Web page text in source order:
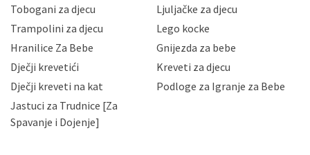
priopćavanje osobnih podataka samo onim svojim
zaposlenicima kojima su isti potrebni radi provedbe
slučajevima koji su dozvoljeni zakonima. Napominjemo
da možete u svako doba, u potpunosti ili djelomice,
zatražiti prestanak aktivnosti obrade Vaših osobnih
podataka. Opoziv privole možete podnijeti poštom na
gore navedenu adresu ili e-mailom na adresu:
Tobogani za djecu
Ljuljačke za djecu
Trampolini za djecu
Lego kocke
Hranilice Za Bebe
Gnijezda za bebe
Dječji krevetići
Kreveti za djecu
Dječji kreveti na kat
Podloge za Igranje za Bebe
Jastuci za Trudnice [Za
Spavanje i Dojenje]